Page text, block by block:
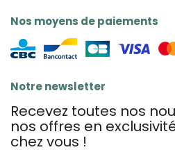
Nos moyens de paiements
Notre newsletter
Recevez toutes nos
nos offres en
chez vous !